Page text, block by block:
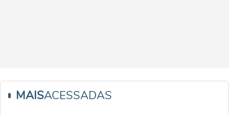
MAISACESSADAS